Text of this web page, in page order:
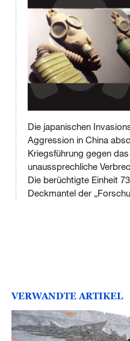
a
modal
window.
No compatible
Die japanischen
Aggression in China
Kriegsführung gegen
unaussprechliche
Die berüchtigte Einheit
Deckmantel der
VERWANDTE ARTIKEL